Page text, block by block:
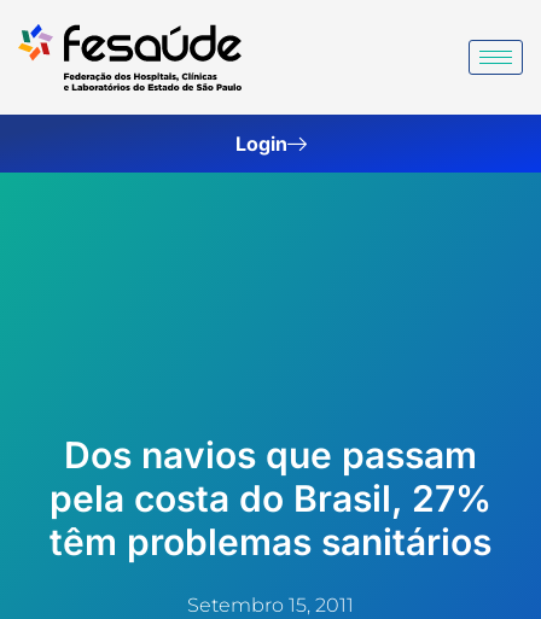
para
Login
Dos navios que passam
pela costa do Brasil, 27%
têm problemas sanitários
Setembro 15, 2011